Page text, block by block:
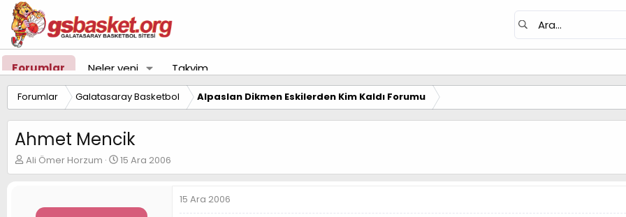
Forumlar Neler yeni Takvim
Forumlar Galatasaray Basketbol Alpaslan Dikmen Eskilerden Kim Kaldı Forumu
Ahmet Mencik
K
o
Ali Ömer Horzum
B
a
a
15 Ara 2006
15 Ara 2006